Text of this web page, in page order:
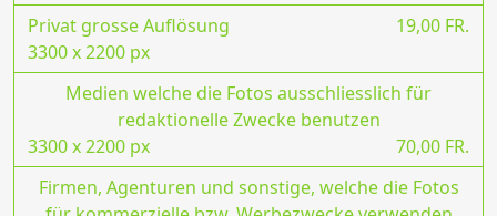
Privat grosse Auflösung
19,00 FR.
3300 x 2200 px
Medien welche die Fotos ausschliesslich für
redaktionelle Zwecke benutzen
70,00 FR.
3300 x 2200 px
Firmen, Agenturen und sonstige, welche die Fotos